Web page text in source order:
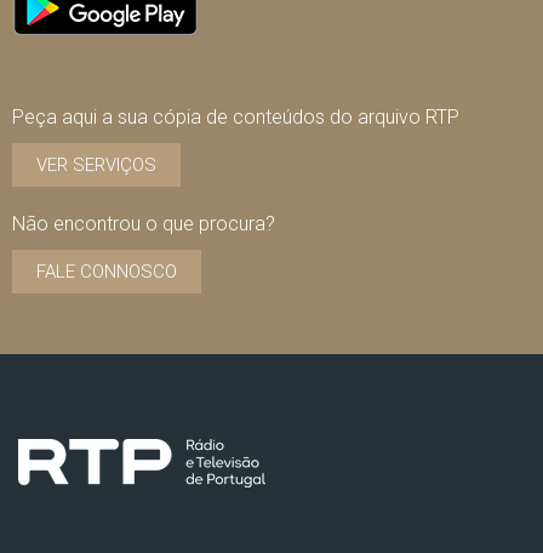
Peça aqui a sua cópia de conteúdos do arquivo RTP
VER SERVIÇOS
Não encontrou o que procura?
FALE CONNOSCO